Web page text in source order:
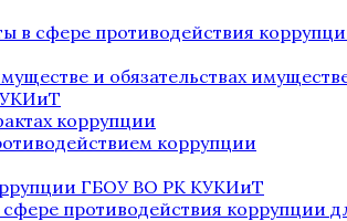
в сфере противодействия
и обязательствах
коррупции
коррупции
ГБОУ ВО РК КУКИиТ
противодействия коррупции